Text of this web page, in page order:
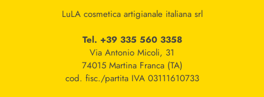
LuLA cosmetica artigianale italiana srl
Tel. +39 335 560 3358
Via Antonio Micoli, 31
74015 Martina Franca (TA)
cod. fisc./partita IVA 03111610733